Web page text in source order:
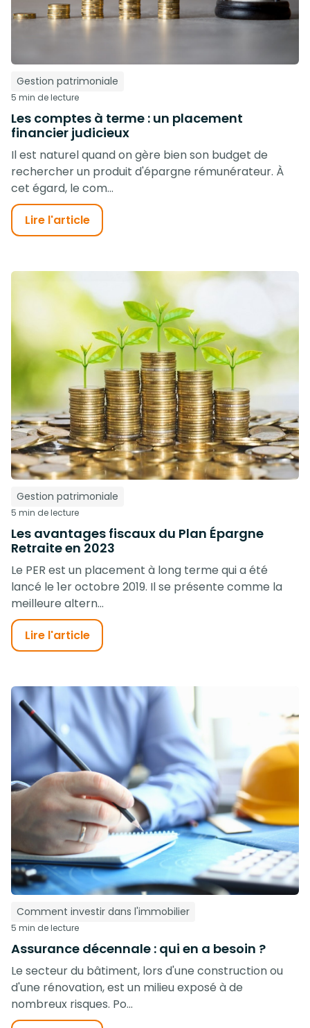
Gestion patrimoniale
5 min de lecture
Les comptes à terme : un placement
financier judicieux
Il est naturel quand on gère bien son budget de
rechercher un produit d'épargne rémunérateur. À
cet égard, le com...
Lire l'article
Gestion patrimoniale
5 min de lecture
Les avantages fiscaux du Plan Épargne
Retraite en 2023
Le PER est un placement à long terme qui a été
lancé le 1er octobre 2019. Il se présente comme la
meilleure altern...
Lire l'article
Comment investir dans l'immobilier
5 min de lecture
Assurance décennale : qui en a besoin ?
Le secteur du bâtiment, lors d'une construction ou
d'une rénovation, est un milieu exposé à de
nombreux risques. Po...